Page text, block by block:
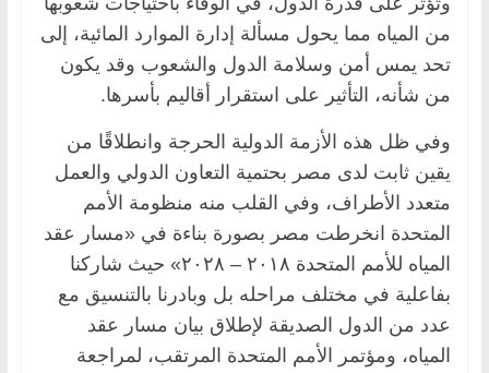
من المياه مما يحول مسألة إدارة الموارد المائية، إلى
تحد يمس أمن وسلامة الدول والشعوب وقد يكون
من شأنه، التأثير على استقرار أقاليم بأسرها.
وفي ظل هذه الأزمة الدولية الحرجة وانطلاقًا من
يقين ثابت لدى مصر بحتمية التعاون الدولي والعمل
متعدد الأطراف، وفي القلب منه منظومة الأمم
المتحدة انخرطت مصر بصورة بناءة في «مسار عقد
المياه للأمم المتحدة ٢٠١٨ – ٢٠٢٨» حيث شاركنا
بفاعلية في مختلف مراحله بل وبادرنا بالتنسيق مع
عدد من الدول الصديقة لإطلاق بيان مسار عقد
المياه، ومؤتمر الأمم المتحدة المرتقب، لمراجعة